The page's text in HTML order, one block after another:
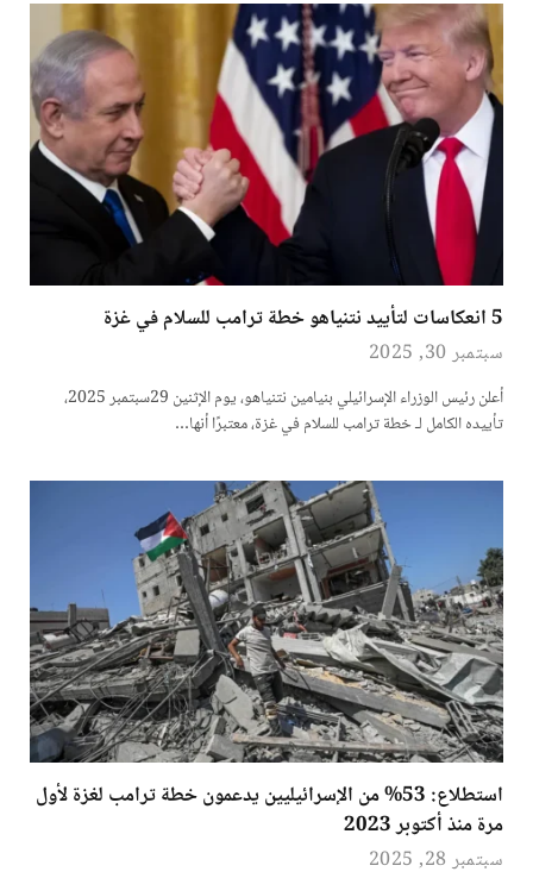
5 انعكاسات لتأييد نتنياهو خطة ترامب للسلام في غزة
سبتمبر 30, 2025
أعلن رئيس الوزراء الإسرائيلي بنيامين نتنياهو، يوم الإثنين 29سبتمبر 2025،
تأييده الكامل لـ خطة ترامب للسلام في غزة، معتبرًا أنها…
استطلاع: 53% من الإسرائيليين يدعمون خطة ترامب لغزة لأول
مرة منذ أكتوبر 2023
سبتمبر 28, 2025